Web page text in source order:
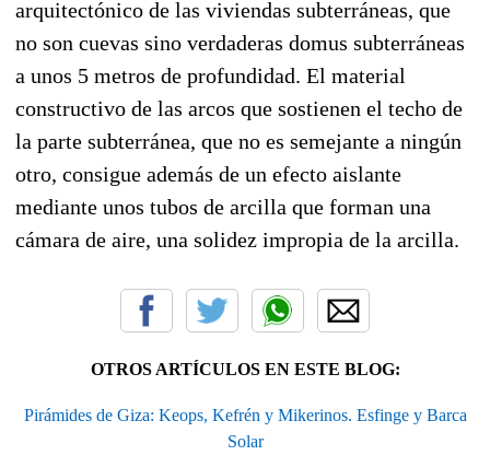
arquitectónico de las viviendas subterráneas, que
no son cuevas sino verdaderas domus subterráneas
a unos 5 metros de profundidad. El material
constructivo de las arcos que sostienen el techo de
la parte subterránea, que no es semejante a ningún
otro, consigue además de un efecto aislante
mediante unos tubos de arcilla que forman una
cámara de aire, una solidez impropia de la arcilla.
OTROS ARTÍCULOS EN ESTE BLOG:
Pirámides de Giza: Keops, Kefrén y Mikerinos. Esfinge y Barca
Solar